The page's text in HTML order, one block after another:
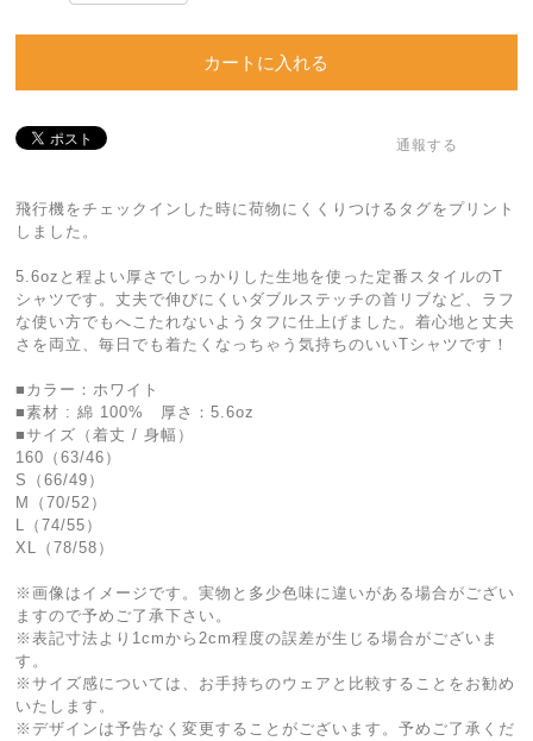
カートに入れる
通報する
飛行機をチェックインした時に荷物にくくりつけるタグをプリント
しました。
5.6ozと程よい厚さでしっかりした生地を使った定番スタイルのT
シャツです。丈夫で伸びにくいダブルステッチの首リブなど、ラフ
な使い方でもへこたれないようタフに仕上げました。着心地と丈夫
さを両立、毎日でも着たくなっちゃう気持ちのいいTシャツです！
■カラー：ホワイト
■素材 : 綿 100% 厚さ：5.6oz
■サイズ（着丈 / 身幅）
160（63/46）
S（66/49）
M（70/52）
L（74/55）
XL（78/58）
※画像はイメージです。実物と多少色味に違いがある場合がござい
ますので予めご了承下さい。
※表記寸法より1cmから2cm程度の誤差が生じる場合がございま
す。
※サイズ感については、お手持ちのウェアと比較することをお勧め
いたします。
※デザインは予告なく変更することがございます。予めご了承くだ